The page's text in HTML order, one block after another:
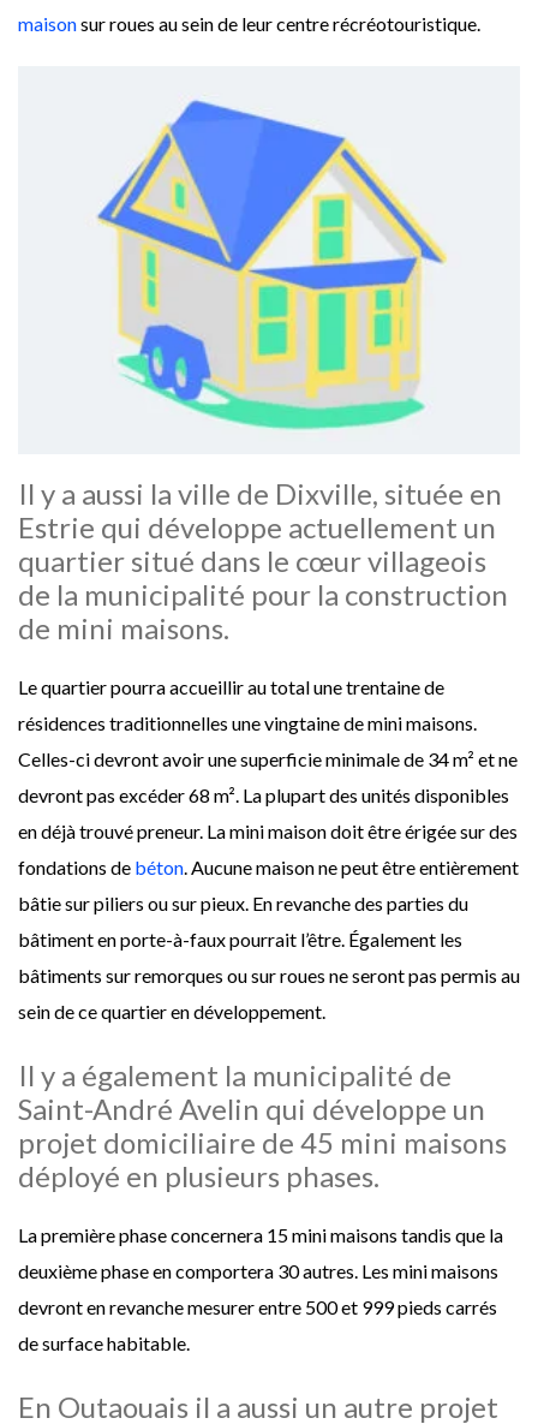
maisonsur roues au sein de leur centre récréotouristique.
Il y a aussi la ville de Dixville, située en
Estrie qui développe actuellement un
quartier situé dans le cœur villageois
de la municipalité pour la construction
de mini maisons.
Le quartier pourra accueillir au total une trentaine de
résidences traditionnelles une vingtaine de mini maisons.
Celles-ci devront avoir une superficie minimale de 34 m² et ne
devront pas excéder 68 m². La plupart des unités disponibles
en déjà trouvé preneur. La mini maison doit être érigée sur des
fondations de béton. Aucune maison ne peut être entièrement
bâtie sur piliers ou sur pieux. En revanche des parties du
bâtiment en porte-à-faux pourrait l’être. Également les
bâtiments sur remorques ou sur roues ne seront pas permis au
sein de ce quartier en développement.
Il y a également la municipalité de
Saint-André Avelin qui développe un
projet domiciliaire de 45 mini maisons
déployé en plusieurs phases.
La première phase concernera 15 mini maisons tandis que la
deuxième phase en comportera 30 autres. Les mini maisons
devront en revanche mesurer entre 500 et 999 pieds carrés
de surface habitable.
En Outaouais il a aussi un autre projet